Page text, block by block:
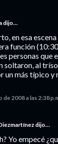
dijo…
en esa
función
personas que
soltaron, al
un más típico y
de 2008 a las 2:38
dijo…
Yo empecé